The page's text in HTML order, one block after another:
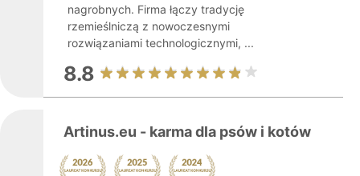
nagrobnych. Firma łączy tradycję
rzemieślniczą z nowoczesnymi
rozwiązaniami technologicznymi, ...
8.8
Artinus.eu - karma dla psów i kotów